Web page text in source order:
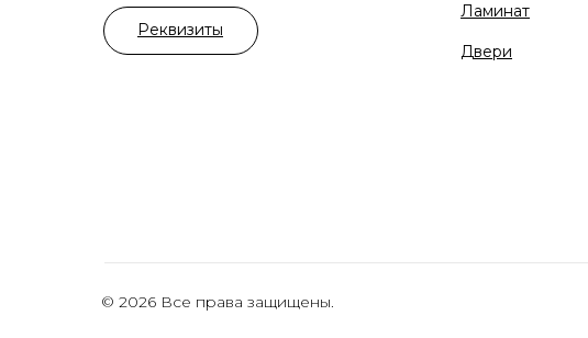
© 2026 Все права защищены.
Ламинат
Двери
Реквизиты